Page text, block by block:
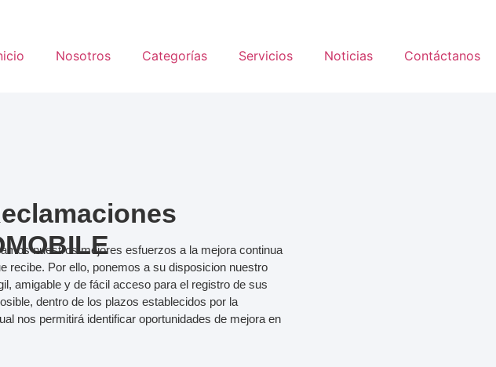
Nosotros Categorías Servicios Noticias Contáctanos
nuestros mejores esfuerzos a la mejora continua
recibe. Por ello, ponemos a su disposicion nuestro
amigable y de fácil acceso para el registro de sus
dentro de los plazos establecidos por la
nos permitirá identificar oportunidades de mejora en